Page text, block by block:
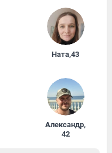
Ната,43
Александр,
42